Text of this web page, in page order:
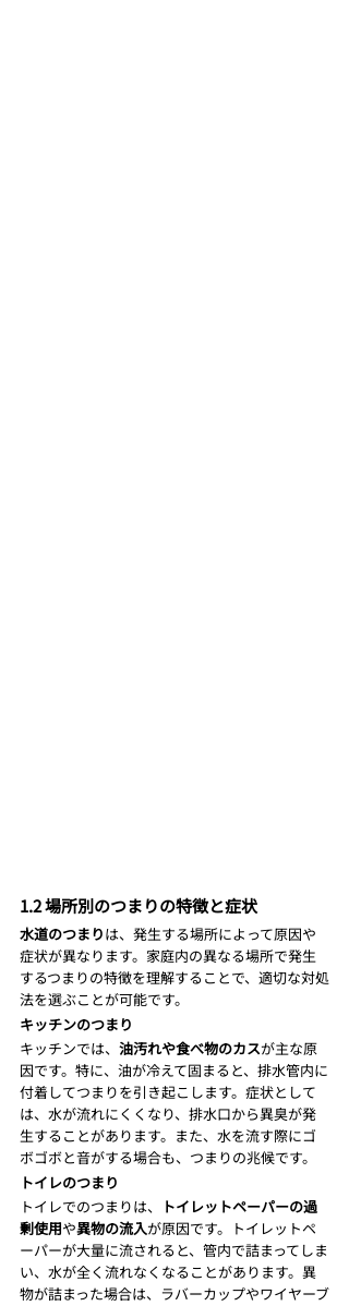
1.2 場所別のつまりの特徴と症状
水道のつまりは、発生する場所によって原因や
症状が異なります。家庭内の異なる場所で発生
するつまりの特徴を理解することで、適切な対処
法を選ぶことが可能です。
キッチンのつまり
キッチンでは、 油汚れや食べ物のカスが主な原
因です。特に、油が冷えて固まると、排水管内に
付着してつまりを引き起こします。症状として
は、水が流れにくくなり、排水口から異臭が発
生することがあります。また、水を流す際にゴ
ボゴボと音がする場合も、つまりの兆候です。
トイレのつまり
トイレでのつまりは、
トイレットペーパーの過
剰使用や異物の流入が原因です。トイレットペ
ーパーが大量に流されると、管内で詰まってしま
い、水が全く流れなくなることがあります。異
物が詰まった場合は、ラバーカップやワイヤーブ